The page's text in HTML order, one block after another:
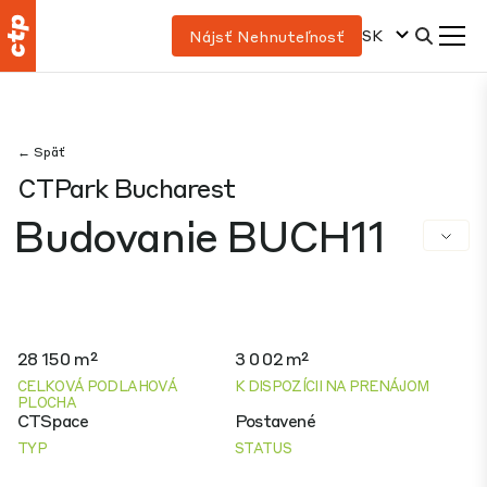
Nájsť Nehnuteľnosť SK
← Späť
CTPark Bucharest
Budovanie BUCH11
28 150 m²
CELKOVÁ PODLAHOVÁ
PLOCHA
3 002 m²
K DISPOZÍCII NA PRENÁJOM
CTSpace
TYP
Postavené
STATUS